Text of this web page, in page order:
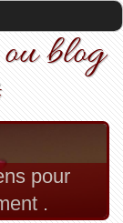
blog
pour
.